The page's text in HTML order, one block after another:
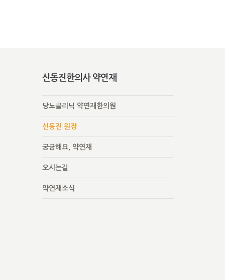
신동진한의사 약연재
당뇨클리닉 약연재한의원
신동진 원장
궁금해요, 약연재
오시는길
약연재소식